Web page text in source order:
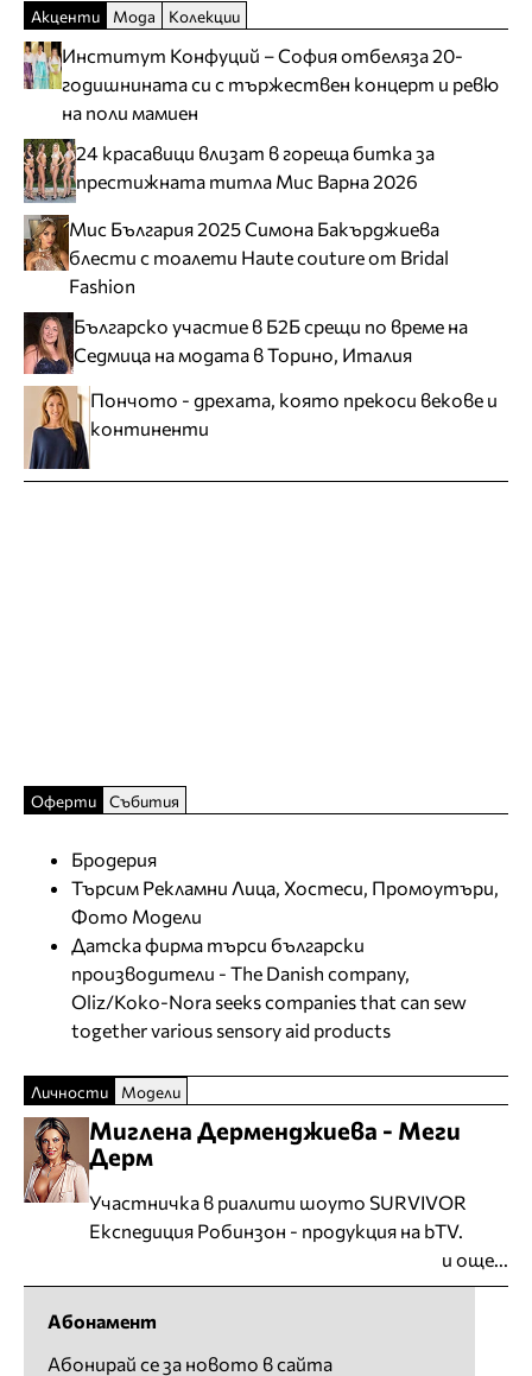
Акценти Мода Колекции
Институт Конфуций – София отбеляза 20-
годишнината си с тържествен концерт и ревю
на поли мамиен
24 красавици влизат в гореща битка за
престижната титла Мис Варна 2026
Мис България 2025 Симона Бакърджиева
блести с тоалети Haute couture от Bridal
Fashion
Българско участие в Б2Б срещи по време на
Седмица на модата в Торино, Италия
Пончото - дрехата, която прекоси векове и
континенти
Оферти Събития
Бродерия
Търсим Рекламни Лица, Хостеси, Промоутъри,
Фото Модели
Датска фирма търси български
производители - The Danish company,
Oliz/Koko-Nora seeks companies that can sew
together various sensory aid products
Личности Модели
Миглена Дерменджиева - Меги
Дерм
Участничка в риалити шоуто SURVIVOR
Експедиция Робинзон - продукция на bTV.
и още...
Абонамент
Абонирай се за новото в сайта